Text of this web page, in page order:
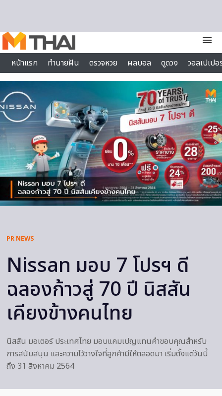
menu
หน้าแรก
ทำนายฝัน ตรวจหวย ผลบอล ดูดวง
วอลเปเป
ไลฟ์สไตล์
PR NEWS
Nissan มอบ 7 โปรฯ ดี
ฉลองก้าวสู่ 70 ปี นิสสัน
เคียงข้างคนไทย
นิสสัน มอเตอร์ ประเทศไทย มอบแคมเปญแทนคำขอบคุณสำหรับ
การสนับสนุน และความไว้วางใจที่ลูกค้ามีให้ตลอดมา เริ่มตั้งแต่วันนี้
ถึง 31 สิงหาคม 2564